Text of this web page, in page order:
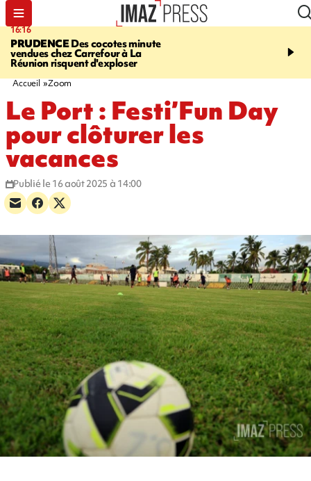
16:16
PRUDENCEDes cocotes minute
vendues chez Carrefour à La
Réunion risquent d'exploser
20:06
l'Asie, mort d'une
Accueil Zoom
Le Port : Festi’Fun Day
pour clôturer les
vacances
Publié le 16 août 2025 à 14:00